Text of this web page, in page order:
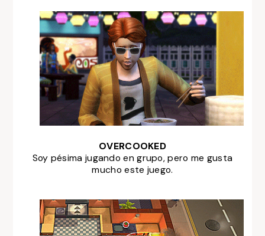
OVERCOOKED
Soy pésima jugando en grupo, pero me gusta
mucho este juego.